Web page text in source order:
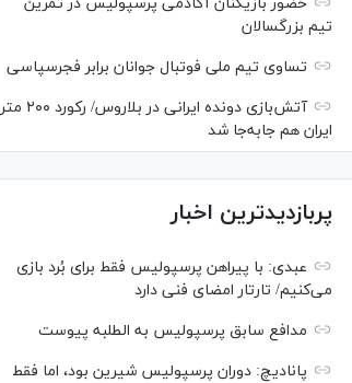
تیم بزرگسالان
تساوی تیم ملی فوتبال جوانان برابر فجرسپاسی
آتش‌بازی دونده ایرانی در بلاروس/ رکورد ۲۰۰ متر
ایران هم جابه‌جا شد
پربازدیدترین اخبار
عبدی: با پیراهن پرسپولیس فقط برای بُرد بازی
می‌کنیم/ تارتار امضای فنی دارد
مدافع سابق پرسپولیس به الطلبه پیوست
پانادیچ: دوران پرسپولیس شیرین بود، اما فقط